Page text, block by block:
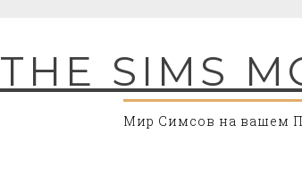
THE SIMS
Мир Симсов на вашем